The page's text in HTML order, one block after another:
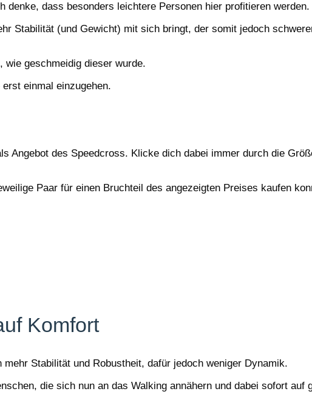
denke, dass besonders leichtere Personen hier profitieren werden.
Stabilität (und Gewicht) mit sich bringt, der somit jedoch
wie geschmeidig dieser wurde.
einmal einzugehen.
Angebot des Speedcross. Klicke dich dabei immer durch die
Paar für einen Bruchteil des angezeigten Preises kaufen
Komfort
Stabilität und Robustheit, dafür jedoch weniger Dynamik.
die sich nun an das Walking annähern und dabei sofort auf